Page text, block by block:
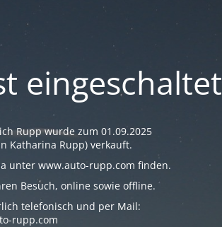
eingeschaltet
Rupp wurde zum 01.09.2025
Katharina Rupp) verkauft.
unter www.auto-rupp.com finden.
Besuch, online sowie offline.
telefonisch und per Mail:
rupp.com